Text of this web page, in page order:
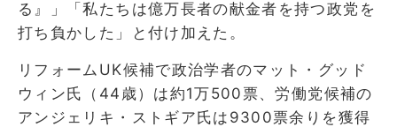
る』」「私たちは億万長者の献金者を持つ政党を
打ち負かした」と付け加えた。
リフォームUK候補で政治学者のマット・グッド
ウィン氏（44歳）は約1万500票、労働党候補の
アンジェリキ・ストギア氏は9300票余りを獲得